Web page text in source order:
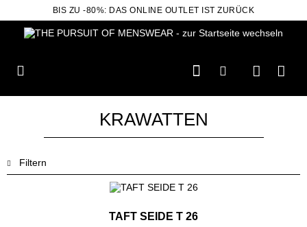
BIS ZU -80%: DAS ONLINE OUTLET IST ZURÜCK
KRAWATTEN
Filtern
TAFT SEIDE T 26